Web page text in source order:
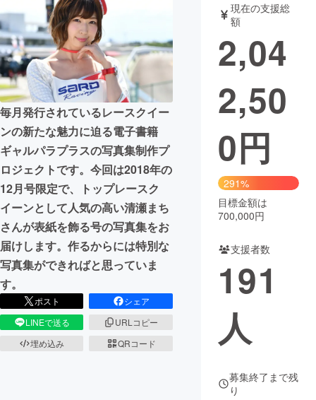
テクノロジー・ガジェット
映像・映画 書籍・雑誌
ビジネス・起業 チャレンジ
まちづくり・地域活性化
CAMPFIRE for Social Good
CAMPFIRE Creation
CAMPFIREふるさと納税
コミュニティ
毎月発行されているレースクイー
ンの新たな魅力に迫る電子書籍
ギャルパラプラスの写真集制作プ
ロジェクトです。今回は2018年の
12月号限定で、トップレースク
イーンとして人気の高い清瀬まち
さんが表紙を飾る号の写真集をお
届けします。作るからには特別な
写真集ができればと思っていま
す。
ポスト
シェア
LINEで送る
URLコピー
埋め込み
QRコード
現在の支援総
額
2,04
2,50
0円
291%
目標金額は
700,000円
支援者数
191
人
募集終了まで残
り